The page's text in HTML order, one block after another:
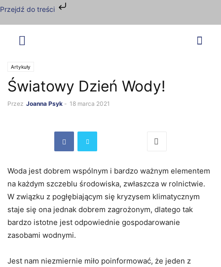
Przejdź do treści
Artykuły
Światowy Dzień Wody!
Przez Joanna Psyk - 18 marca 2021
Woda jest dobrem wspólnym i bardzo ważnym elementem
na każdym szczeblu środowiska, zwłaszcza w rolnictwie.
W związku z pogłębiającym się kryzysem klimatycznym
staje się ona jednak dobrem zagrożonym, dlatego tak
bardzo istotne jest odpowiednie gospodarowanie
zasobami wodnymi.
Jest nam niezmiernie miło poinformować, że jeden z